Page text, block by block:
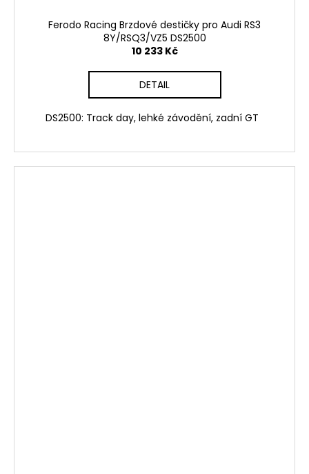
Ferodo Racing Brzdové destičky pro Audi RS3
8Y/RSQ3/VZ5 DS2500
10 233 Kč
DETAIL
DS2500: Track day, lehké závodění, zadní GT